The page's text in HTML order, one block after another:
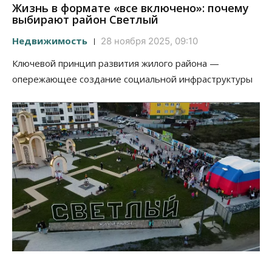
Жизнь в формате «все включено»: почему
выбирают район Светлый
Недвижимость 28 ноября 2025, 09:10
Ключевой принцип развития жилого района —
опережающее создание социальной инфраструктуры